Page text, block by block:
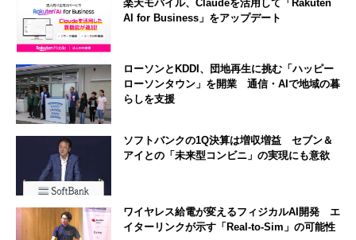
楽天モバイル、Claudeを活用して「Rakuten
AI for Business」をアップデート
ローソンとKDDI、団地再生に挑む「ハッピー
ローソンタウン」を開業 通信・AIで地域の暮
らしを支援
ソフトバンクの1Q決算は増収増益 セブン＆
アイとの「未来型コンビニ」の実現にも意欲
ワイヤレス給電が変えるフィジカルAI開発 エ
イターリンクが示す「Real-to-Sim」の可能性